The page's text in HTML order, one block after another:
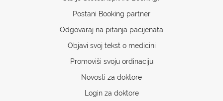
Postani Booking partner
Odgovaraj na pitanja pacijenata
Objavi svoj tekst o medicini
Promoviši svoju ordinaciju
Novosti za doktore
Login za doktore